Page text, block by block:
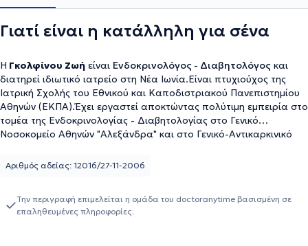
Γιατί είναι η κατάλληλη για σένα
Η Γκολφίνου Ζωή είναι Ενδοκρινολόγος - Διαβητολόγος και
διατηρεί ιδιωτικό ιατρείο στη Νέα Ιωνία.Είναι πτυχιούχος της
Ιατρική Σχολής του Εθνικού και Καποδιστριακού Πανεπιστημίου
Αθηνών (ΕΚΠΑ).Έχει εργαστεί αποκτώντας πολύτιμη εμπειρία στο
τομέα της Ενδοκρινολογίας - Διαβητολογίας στο Γενικό
Νοσοκομείο Αθηνών "Αλεξάνδρα" και στο Γενικό-Αντικαρκινικό
συμμετάσχει σε πολυάριθμα ενδοκρινολογικά και διαβητολογικά
κλινική εμπειρία σε μεγάλο εύρος ενδοκρινολογικών παθήσεων,
συμπεριλαμβανομένων του σακχαρώδη διαβήτη τύπου 1 & 2,
Αριθμός αδείας: 12016/27-11-2006
Την περιγραφή επιμελείται η ομάδα του doctoranytime βασισμένη σε
επαληθευμένες πληροφορίες.